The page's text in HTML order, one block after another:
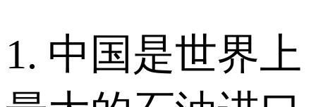
1. 中国是世界上